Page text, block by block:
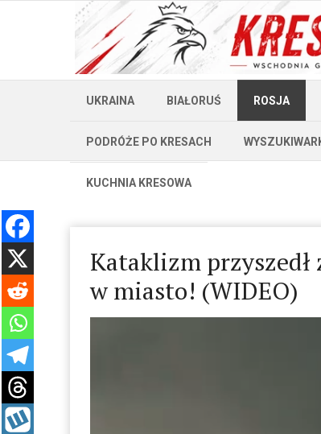
UKRAINA BIAŁORUŚ ROSJA
PODRÓŻE PO KRESACH
KUCHNIA KRESOWA
Kataklizm przyszedł
w miasto! (WIDEO)